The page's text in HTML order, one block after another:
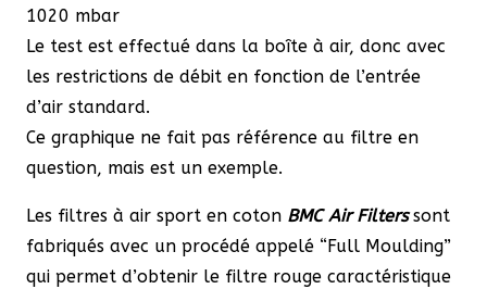
1020 mbar
Le test est effectué dans la boîte à air, donc avec
les restrictions de débit en fonction de l’entrée
d’air standard.
Ce graphique ne fait pas référence au filtre en
question, mais est un exemple.
Les filtres à air sport en coton BMC Air Filterssont
fabriqués avec un procédé appelé “Full Moulding”
qui permet d’obtenir le filtre rouge caractéristique